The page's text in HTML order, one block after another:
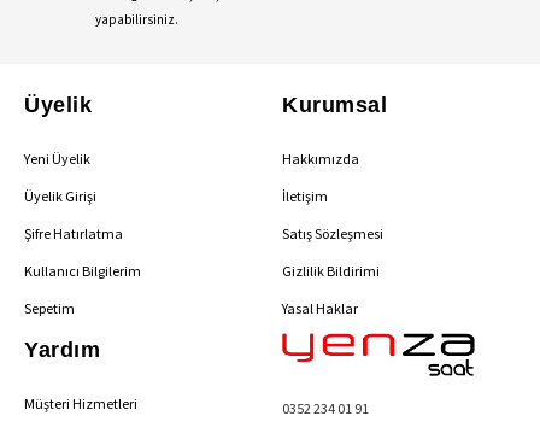
yapabilirsiniz.
Üyelik
Yeni Üyelik
Üyelik Girişi
Şifre Hatırlatma
Kullanıcı Bilgilerim
Sepetim
Kurumsal
Hakkımızda
İletişim
Satış Sözleşmesi
Gizlilik Bildirimi
Yasal Haklar
Yardım
Müşteri Hizmetleri 0352 234 01 91